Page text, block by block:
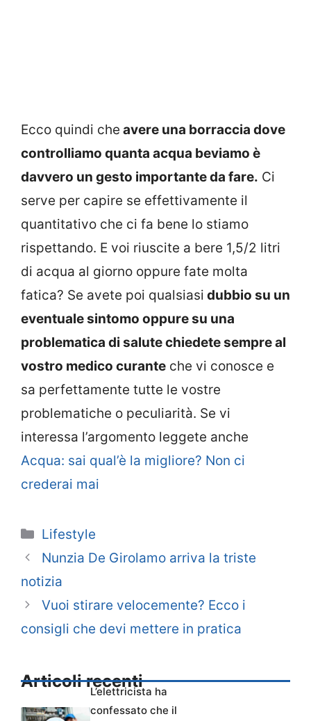
Ecco quindi che avere una borraccia dove
controlliamo quanta acqua beviamo è
davvero un gesto importante da fare. Ci
serve per capire se effettivamente il
quantitativo che ci fa bene lo stiamo
rispettando. E voi riuscite a bere 1,5/2 litri
di acqua al giorno oppure fate molta
fatica? Se avete poi qualsiasi dubbio su un
eventuale sintomo oppure su una
problematica di salute chiedete sempre al
vostro medico curante che vi conosce e
sa perfettamente tutte le vostre
problematiche o peculiarità. Se vi
interessa l’argomento leggete anche
Acqua: sai qual’è la migliore? Non ci
crederai mai
Categorie
Lifestyle
Nunzia De Girolamo arriva la triste
notizia
Vuoi stirare velocemente? Ecco i
consigli che devi mettere in pratica
Articoli recenti
L’elettricista ha
confessato che il